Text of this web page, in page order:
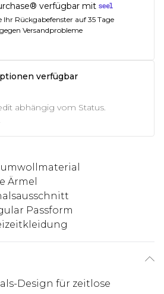
verfügbar mit
Ihr Rückgabefenster auf 35 Tage
Versandprobleme
verfügbar
abhängig vom Status.
Ärmel
Passform
Design für zeitlose